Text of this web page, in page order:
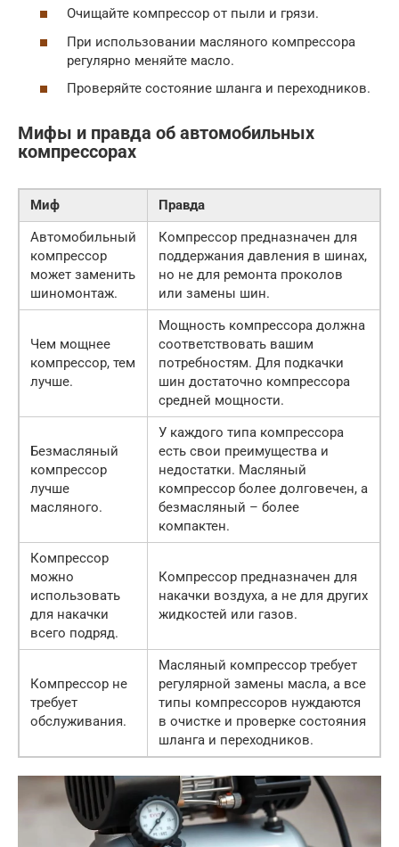
Очищайте компрессор от пыли и грязи.
При использовании масляного компрессора
регулярно меняйте масло.
Проверяйте состояние шланга и переходников.
Мифы и правда об автомобильных
компрессорах
Миф
Правда
Автомобильный
компрессор
может заменить
шиномонтаж.
Компрессор предназначен для
поддержания давления в шинах,
но не для ремонта проколов
или замены шин.
Чем мощнее
компрессор, тем
лучше.
Мощность компрессора должна
соответствовать вашим
потребностям. Для подкачки
шин достаточно компрессора
средней мощности.
Безмасляный
компрессор
лучше
масляного.
У каждого типа компрессора
есть свои преимущества и
недостатки. Масляный
компрессор более долговечен, а
безмасляный – более
компактен.
Компрессор
можно
использовать
для накачки
всего подряд.
Компрессор предназначен для
накачки воздуха, а не для других
жидкостей или газов.
Компрессор не
требует
обслуживания.
Масляный компрессор требует
регулярной замены масла, а все
типы компрессоров нуждаются
в очистке и проверке состояния
шланга и переходников.